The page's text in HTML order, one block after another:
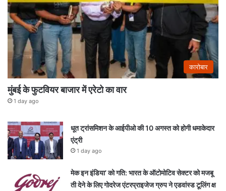
कारोबार
मुंबई के फुटवियर बाजार में एरेटो का वार
1 day ago
धूत ट्रांसमिशन के आईपीओ की 10 अगस्त को होगी धमाकेदार
एंट्री
1 day ago
मेक इन इंडिया’ को गति: भारत के ऑटोमोटिव सेक्टर को मजबू
ती देने के लिए गोदरेज एंटरप्राइजेज ग्रुप ने एडवांस्ड टूलिंग क्ष